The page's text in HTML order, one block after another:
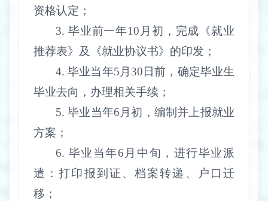
资格认定；
3. 毕业前一年10 月初，完成《就业
推荐表》及《就业协议书》的印发；
4.毕业当年5 月 30 日前，确定毕业生
毕业去向，办理相关手续；
5.毕业当年6 月初，编制并上报就业
方案；
6. 毕业当年6 月中旬，进行毕业派
遣：打印报到证、档案转递、户口迁
移；